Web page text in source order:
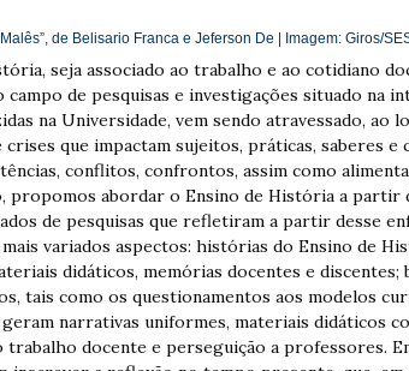
de Belisario Franca e Jeferson De | Imagem: Giros/
seja associado ao trabalho e ao cotidiano
de pesquisas e investigações situado na
na Universidade, vem sendo atravessado, ao
que impactam sujeitos, práticas, saberes e
conflitos, confrontos, assim como
propomos abordar o Ensino de História a partir
de pesquisas que refletiram a partir desse
variados aspectos: histórias do Ensino de
didáticos, memórias docentes e discentes;
tais como os questionamentos aos modelos
geram narrativas uniformes, materiais didáticos
trabalho docente e perseguição a professores.